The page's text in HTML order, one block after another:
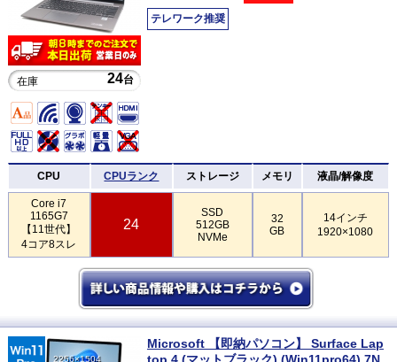
在庫 24台
テレワーク推奨
CPU CPUランク ストレージ メモリ 液晶/解像度
Core i7
1165G7
【11世代】
4コア8スレ
24
SSD
512GB
NVMe
32
GB
14インチ
1920×1080
2256×1504
Microsoft 【即納パソコン】 Surface Lap
top 4 (マットブラック) (Win11pro64) 7N